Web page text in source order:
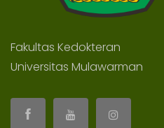
Fakultas Kedokteran
Universitas Mulawarman